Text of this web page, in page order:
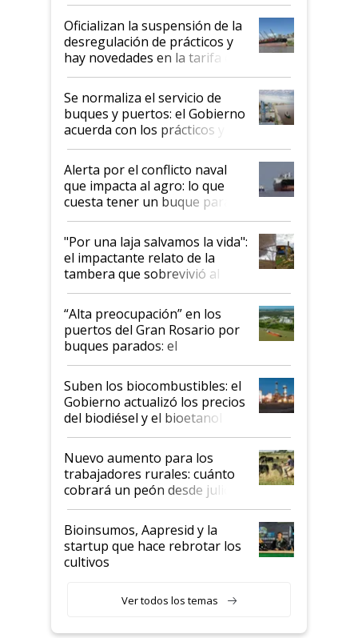
Oficializan la suspensión de la
desregulación de prácticos y
hay novedades en la tarifa de
la hidrovía
Se normaliza el servicio de
buques y puertos: el Gobierno
acuerda con los prácticos y
suspende el decreto de
desregulación
Alerta por el conflicto naval
que impacta al agro: lo que
cuesta tener un buque parado
y el peligro de que Argentina
pase a ser "país sucio"
"Por una laja salvamos la vida":
el impactante relato de la
tambera que sobrevivió al
tornado
“Alta preocupación” en los
puertos del Gran Rosario por
buques parados: el
funcionamiento de las
exportadoras en tensión tras
la medida de fuerza de los
prácticos
Suben los biocombustibles: el
Gobierno actualizó los precios
del biodiésel y el bioetanol
Nuevo aumento para los
trabajadores rurales: cuánto
cobrará un peón desde julio
Bioinsumos, Aapresid y la
startup que hace rebrotar los
cultivos
Ver todos los temas